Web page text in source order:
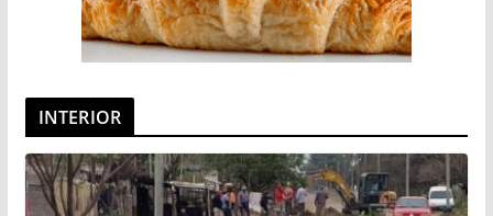
INTERIOR